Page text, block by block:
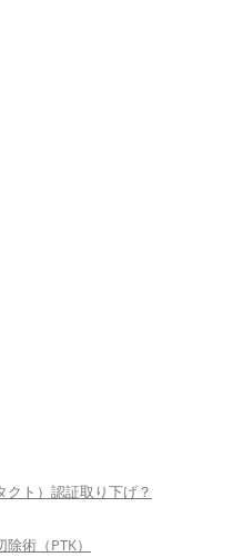
クト）認証取り下げ？
術（PTK）